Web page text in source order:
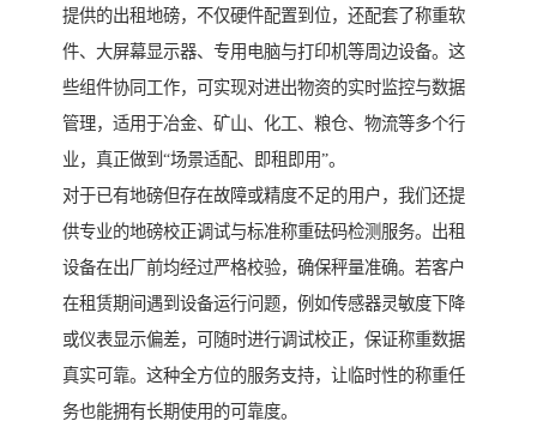
提供的出租地磅，不仅硬件配置到位，还配套了称重软
件、大屏幕显示器、专用电脑与打印机等周边设备。这
些组件协同工作，可实现对进出物资的实时监控与数据
管理，适用于冶金、矿山、化工、粮仓、物流等多个行
业，真正做到“场景适配、即租即用”。
对于已有地磅但存在故障或精度不足的用户，我们还提
供专业的地磅校正调试与标准称重砝码检测服务。出租
设备在出厂前均经过严格校验，确保秤量准确。若客户
在租赁期间遇到设备运行问题，例如传感器灵敏度下降
或仪表显示偏差，可随时进行调试校正，保证称重数据
真实可靠。这种全方位的服务支持，让临时性的称重任
务也能拥有长期使用的可靠度。